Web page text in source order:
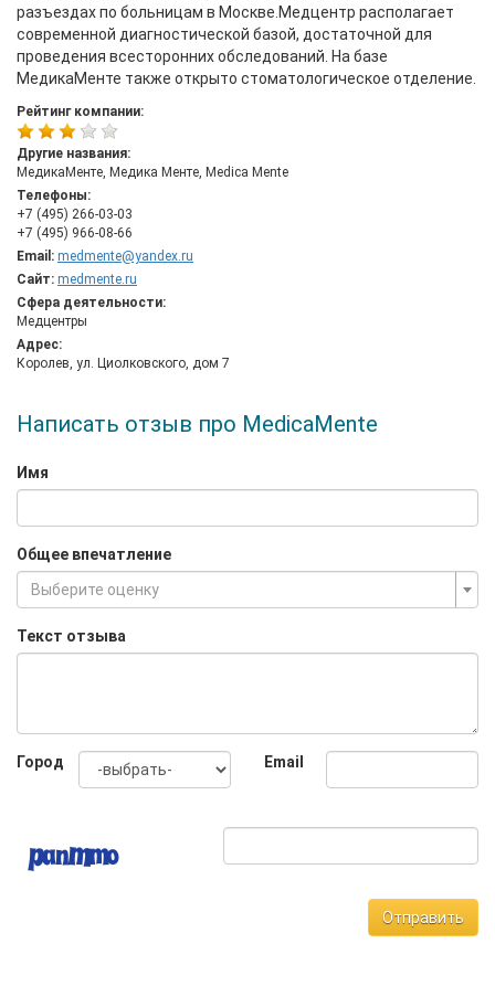
разъездах по больницам в Москве.Медцентр располагает
современной диагностической базой, достаточной для
проведения всесторонних обследований. На базе
МедикаМенте также открыто стоматологическое отделение.
Рейтинг компании:
Другие названия:
МедикаМенте, Медика Менте, Medica Mente
Телефоны:
+7 (495) 266-03-03
+7 (495) 966-08-66
Email: medmente@yandex.ru
Сайт: medmente.ru
Сфера деятельности:
Медцентры
Адрес:
Королев, ул. Циолковского, дом 7
Написать отзыв про MedicaMente
Имя
Общее впечатление
Выберите оценку
Текст отзыва
Город Email
Отправить